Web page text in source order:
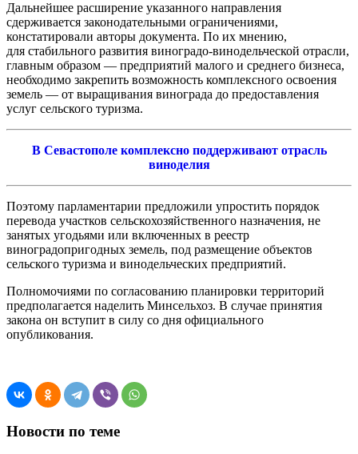
Дальнейшее расширение указанного направления
сдерживается законодательными ограничениями,
констатировали авторы документа. По их мнению,
для стабильного развития виноградо-винодельческой отрасли,
главным образом — предприятий малого и среднего бизнеса,
необходимо закрепить возможность комплексного освоения
земель — от выращивания винограда до предоставления
услуг сельского туризма.
В Севастополе комплексно поддерживают отрасль
виноделия
Поэтому парламентарии предложили упростить порядок
перевода участков сельскохозяйственного назначения, не
занятых угодьями или включенных в реестр
виноградопригодных земель, под размещение объектов
сельского туризма и винодельческих предприятий.
Полномочиями по согласованию планировки территорий
предполагается наделить Минсельхоз. В случае принятия
закона он вступит в силу со дня официального
опубликования.
Новости по теме